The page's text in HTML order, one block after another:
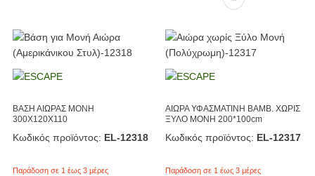
ΒΑΣΗ ΑΙΩΡΑΣ ΜΟΝΗ
300X120X110
Κωδικός προϊόντος: EL-12318
Παράδοση σε 1 έως 3 μέρες
ΑΙΩΡΑ ΥΦΑΣΜΑΤΙΝΗ ΒΑΜΒ. ΧΩΡΙΣ
ΞΥΛΟ ΜΟΝΗ 200*100cm
Κωδικός προϊόντος: EL-12317
Παράδοση σε 1 έως 3 μέρες